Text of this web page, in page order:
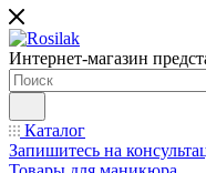
Интернет-магазин
Каталог
Запишитесь на